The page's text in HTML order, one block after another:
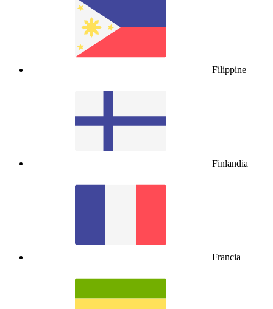
Filippine
Finlandia
Francia